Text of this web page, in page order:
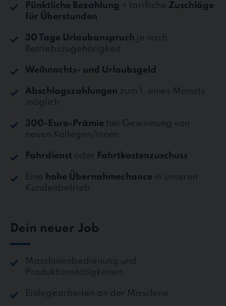
Pünktliche Bezahlung + tarifliche Zuschläge
für Überstunden
30 Tage Urlaubanspruch je nach
Betriebszugehörigkeit
Weihnachts- und Urlaubsgeld
Abschlagszahlungen zum 1. eines Monats
möglich
300-Euro-Prämie bei Gewinnung von
neuen Kollegen/innen
Fahrdienst oder Fahrtkostenzuschuss
Eine hohe Übernahmechance in unseren
Kundenbetrieb
Dein neuer Job
Maschinenbedienung und
Produktionstätigkeiten
Einlegearbeiten an der Maschine